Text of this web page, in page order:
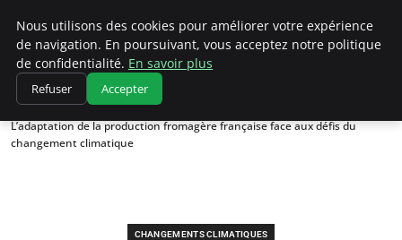
Climatedebtagents
Accueil
Changements climatiques
L’adaptation de la production fromagère française face aux défis du
changement climatique
CHANGEMENTS CLIMATIQUES
Nous utilisons des cookies pour améliorer votre expérience
de navigation. En poursuivant, vous acceptez notre politique
de confidentialité. En savoir plus
Refuser Accepter